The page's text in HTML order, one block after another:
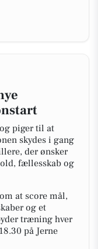
piger til at
skydes i gang
der ønsker
fællesskab og
at score mål,
og et
træning hver
på Jerne